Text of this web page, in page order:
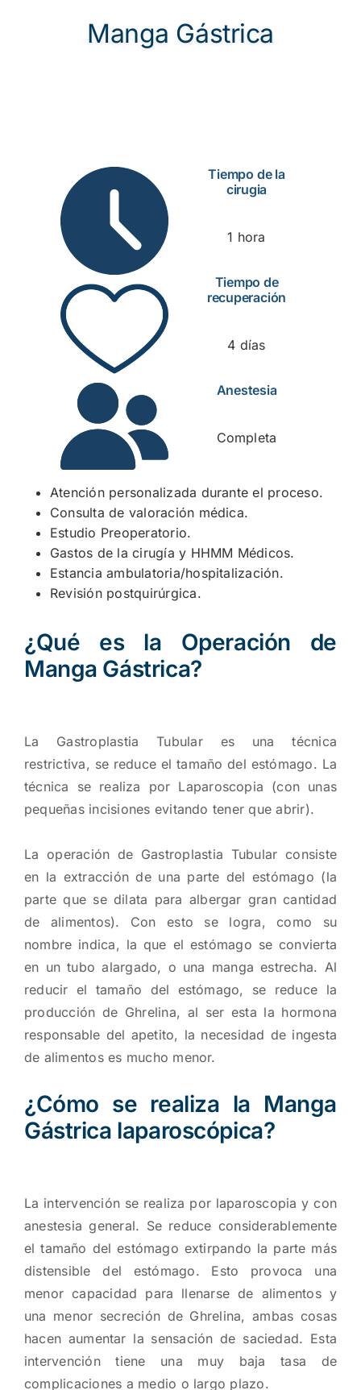
Manga Gástrica
Tiempo de la
cirugia
1 hora
Tiempo de
recuperación
4 días
Anestesia
Completa
Atención personalizada durante el proceso.
Consulta de valoración médica.
Estudio Preoperatorio.
Gastos de la cirugía y HHMM Médicos.
Estancia ambulatoria/hospitalización.
Revisión postquirúrgica.
¿Qué es la Operación de
Manga Gástrica?
La Gastroplastia Tubular es una técnica
restrictiva, se reduce el tamaño del estómago. La
técnica se realiza por Laparoscopia (con unas
pequeñas incisiones evitando tener que abrir).
La operación de Gastroplastia Tubular consiste
en la extracción de una parte del estómago (la
parte que se dilata para albergar gran cantidad
de alimentos). Con esto se logra, como su
nombre indica, la que el estómago se convierta
en un tubo alargado, o una manga estrecha. Al
reducir el tamaño del estómago, se reduce la
producción de Ghrelina, al ser esta la hormona
responsable del apetito, la necesidad de ingesta
de alimentos es mucho menor.
¿Cómo se realiza la Manga
Gástrica laparoscópica?
La intervención se realiza por laparoscopia y con
anestesia general. Se reduce considerablemente
el tamaño del estómago extirpando la parte más
distensible del estómago. Esto provoca una
menor capacidad para llenarse de alimentos y
una menor secreción de Ghrelina, ambas cosas
hacen aumentar la sensación de saciedad. Esta
intervención tiene una muy baja tasa de
complicaciones a medio o largo plazo.